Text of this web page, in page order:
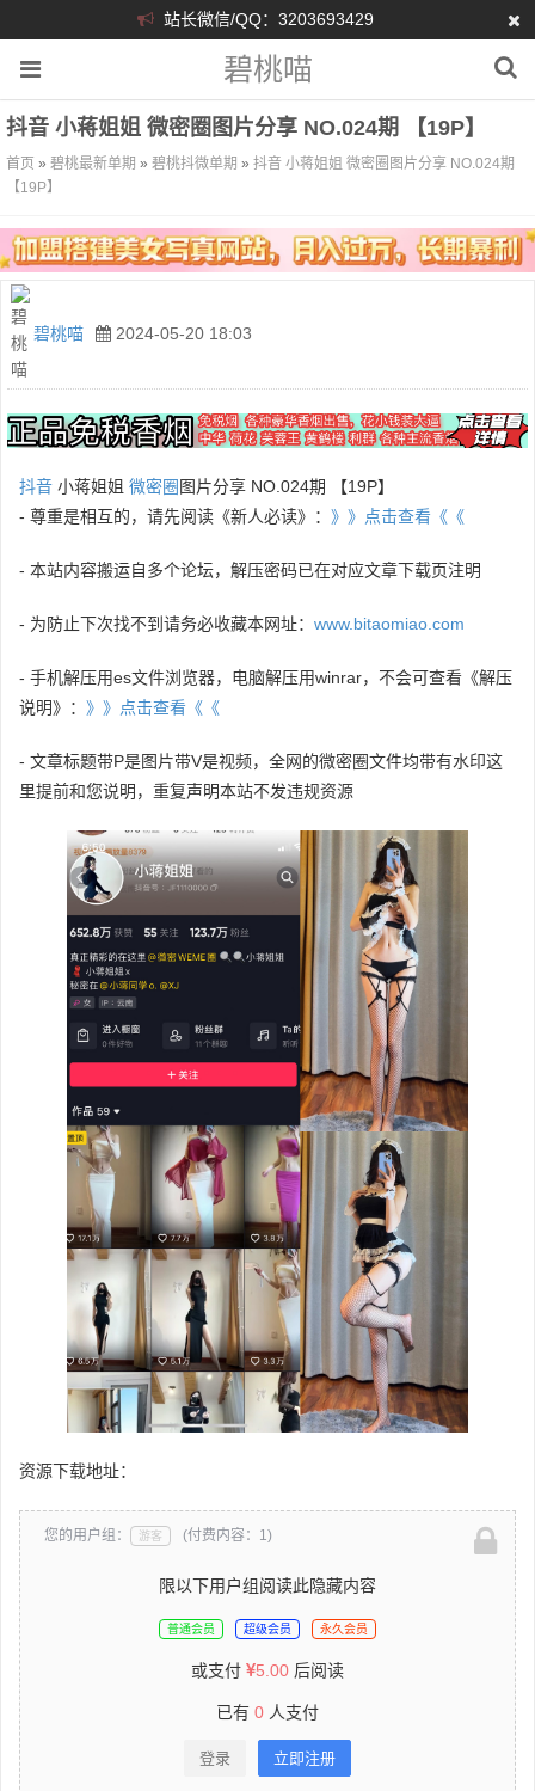
站长微信/QQ：3203693429
碧桃喵
抖音 小蒋姐姐 微密圈图片分享 NO.024期 【19P】
首页 » 碧桃最新单期 » 碧桃抖微单期 » 抖音 小蒋姐姐 微密圈图片分享 NO.024期
【19P】
碧桃喵 2024-05-20 18:03
抖音 小蒋姐姐 微密圈 图片分享 NO.024期 【19P】
- 尊重是相互的，请先阅读《新人必读》： 》》点击查看《《
- 本站内容搬运自多个论坛，解压密码已在对应文章下载页注明
- 为防止下次找不到请务必收藏本网址： www.bitaomiao.com
- 手机解压用es文件浏览器，电脑解压用winrar，不会可查看《解压
说明》： 》》点击查看《《
- 文章标题带P是图片带V是视频，全网的微密圈文件均带有水印这
里提前和您说明，重复声明本站不发违规资源
资源下载地址：
您的用户组： 游客 (付费内容：1)
限以下用户组阅读此隐藏内容
普通会员 超级会员 永久会员
或支付 5.00 后阅读
已有 0 人支付
登录 立即注册